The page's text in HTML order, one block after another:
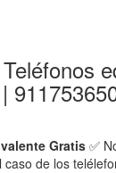
Gratis✅
de los